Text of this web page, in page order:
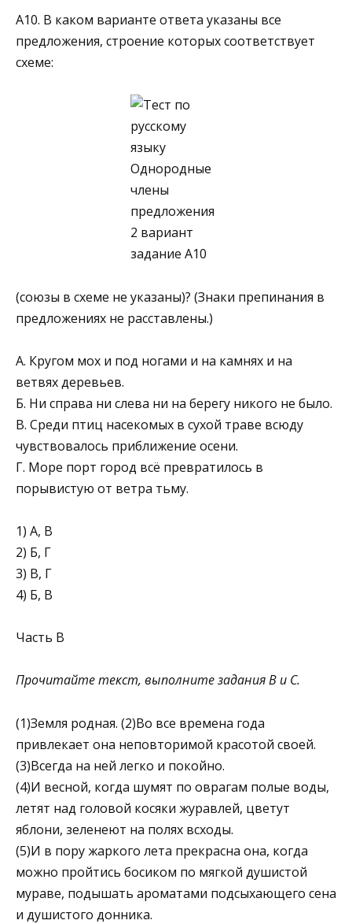
A10. В каком варианте ответа указаны все
предложения, строение которых соответствует
схеме:
(союзы в схеме не указаны)? (Знаки препинания в
пред­ложениях не расставлены.)
А. Кругом мох и под ногами и на камнях и на
ветвях деревьев.
Б. Ни справа ни слева ни на берегу никого не было.
В. Среди птиц насекомых в сухой траве всюду
чувство­валось приближение осени.
Г. Море порт город всё превратилось в
порывистую от ветра тьму.
1) А, В
2) Б, Г
3) В, Г
4) Б, В
Часть В
Прочитайте текст, выполните задания В и С.
(1)Земля родная. (2)Во все времена года
привлекает она неповторимой красотой своей.
(3)Всегда на ней легко и покойно.
(4)И весной, когда шумят по оврагам полые воды,
летят над головой косяки журавлей, цветут
яблони, зеленеют на по­лях всходы.
(5)И в пору жаркого лета прекрасна она, когда
можно пройтись босиком по мягкой душистой
мураве, подышать ароматами подсыхающего сена
и душистого донника.